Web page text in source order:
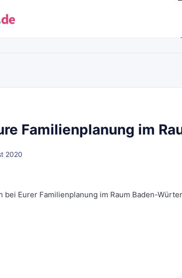
Familienplanung im
2020
bei Eurer Familienplanung im Raum Baden-